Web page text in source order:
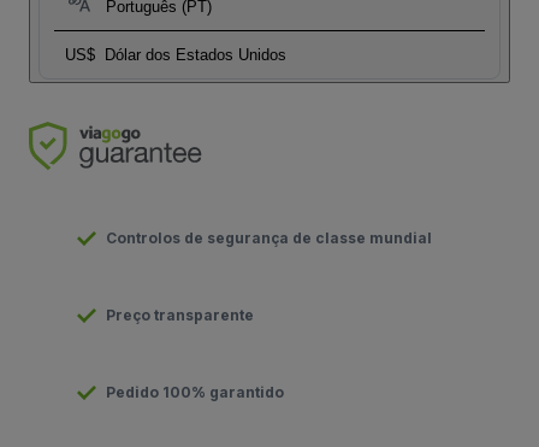
Português (PT)
US$ Dólar dos Estados Unidos
Controlos de segurança de classe mundial
Preço transparente
Pedido 100% garantido